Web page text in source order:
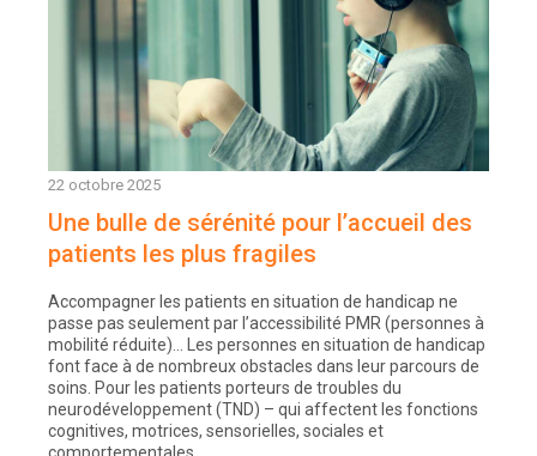
22 octobre 2025
Une bulle de sérénité pour l’accueil des
patients les plus fragiles
Accompagner les patients en situation de handicap ne
passe pas seulement par l’accessibilité PMR (personnes à
mobilité réduite)… Les personnes en situation de handicap
font face à de nombreux obstacles dans leur parcours de
soins. Pour les patients porteurs de troubles du
neurodéveloppement (TND) – qui affectent les fonctions
cognitives, motrices, sensorielles, sociales et
comportementales…